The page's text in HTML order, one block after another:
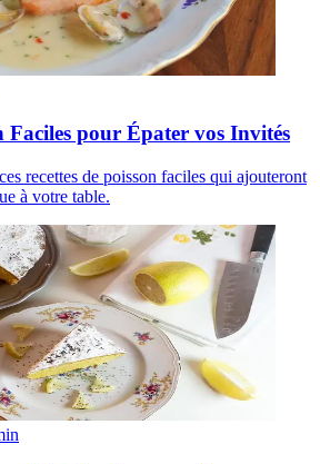
Faciles pour Épater vos Invités
recettes de poisson faciles qui ajouteront
à votre table.